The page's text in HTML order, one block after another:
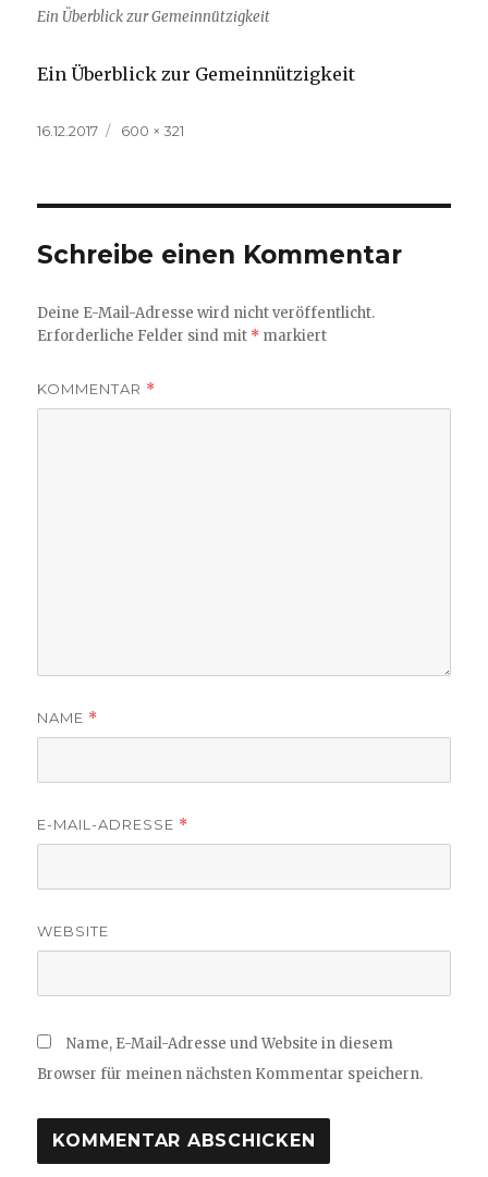
Ein Überblick zur Gemeinnützigkeit
Ein Überblick zur Gemeinnützigkeit
Veröffentlicht
16.12.2017
Volle
600 × 321
Schreibe einen Kommentar
Deine E-Mail-Adresse wird nicht veröffentlicht.
Erforderliche Felder sind mit * markiert
KOMMENTAR *
NAME *
E-MAIL-ADRESSE *
WEBSITE
Name, E-Mail-Adresse und Website in diesem
Browser für meinen nächsten Kommentar speichern.